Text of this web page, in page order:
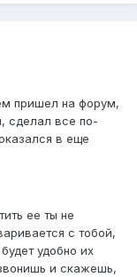
пришел на форум,
сделал все по-
в еще
ее ты не
с тобой,
удобно их
и скажешь,